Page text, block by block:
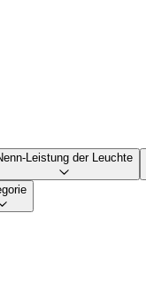
Leistung der Leuchte